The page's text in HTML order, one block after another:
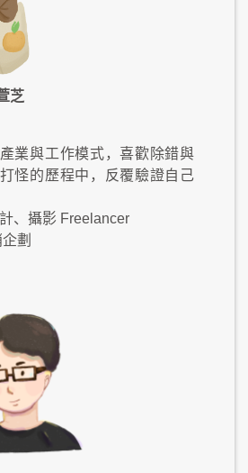
芝
業與工作模式，喜歡除錯與
怪的歷程中，反覆驗證自己
、攝影 Freelancer
劃